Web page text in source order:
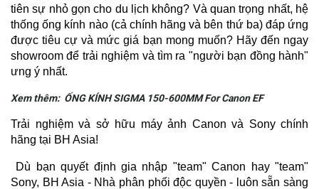
tiên sự nhỏ gọn cho du lịch không? Và quan trọng nhất, hệ
thống ống kính nào (cả chính hãng và bên thứ ba) đáp ứng
được tiêu cự và mức giá bạn mong muốn? Hãy đến ngay
showroom để trải nghiệm và tìm ra "người bạn đồng hành"
ưng ý nhất.
Xem thêm: ỐNG KÍNH SIGMA 150-600MM For Canon EF
Trải nghiệm và sở hữu máy ảnh Canon và Sony chính
hãng tại BH Asia!
Dù bạn quyết định gia nhập "team" Canon hay "team"
Sony, BH Asia - Nhà phân phối độc quyền - luôn sẵn sàng